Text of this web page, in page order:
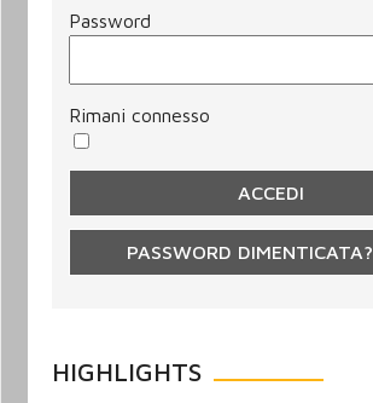
Password
Rimani connesso
PASSWORD DIMENTICATA?
HIGHLIGHTS